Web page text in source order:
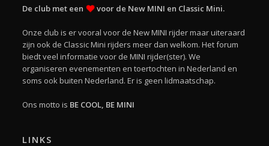
De club met een voor de New MINI en Classic Mini.
Onze club is er vooral voor de New MINI rijder maar uiteraard
zijn ook de Classic Mini rijders meer dan welkom. Het forum
biedt veel informatie voor de MINI rijder(ster). We
organiseren evenementen en toertochten in Nederland en
soms ook buiten Nederland. Er is geen lidmaatschap.
Ons motto is BE COOL, BE MINI
LINKS